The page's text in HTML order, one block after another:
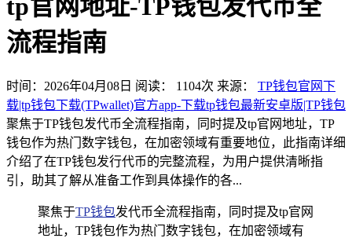
tp官网地址-TP钱包发代币全
流程指南
时间：2026年04月08日 阅读： 1104次 来源： TP钱包官网下
载|tp钱包下载(TPwallet)官方app-下载tp钱包最新安卓版|TP钱包
聚焦于TP钱包发代币全流程指南，同时提及tp官网地址，TP
钱包作为热门数字钱包，在加密领域有重要地位，此指南详细
介绍了在TP钱包发行代币的完整流程，为用户提供清晰指
引，助其了解从准备工作到具体操作的各...
聚焦于TP钱包发代币全流程指南，同时提及tp官网
地址，TP钱包作为热门数字钱包，在加密领域有